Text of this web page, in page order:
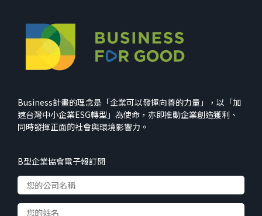
Business計畫的理念是「企業可以發揮向善的力量」，以「加
速台灣中小企業ESG轉型」為使命，亦即推動企業創造獲利、
同時發揮正面的社會與環境影響力。
B型企業協會電子報訂閱